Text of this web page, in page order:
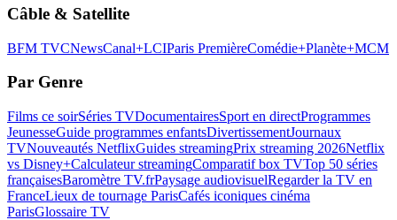
Câble & Satellite
BFM TVCNewsCanal+LCIParis PremièreComédie+Planète+MCM
Par Genre
Films ce soirSéries TVDocumentairesSport en directProgrammes
JeunesseGuide programmes enfantsDivertissementJournaux
TVNouveautés NetflixGuides streamingPrix streaming 2026Netflix
vs Disney+Calculateur streamingComparatif box TVTop 50 séries
françaisesBaromètre TV.frPaysage audiovisuelRegarder la TV en
FranceLieux de tournage ParisCafés iconiques cinéma
ParisGlossaire TV